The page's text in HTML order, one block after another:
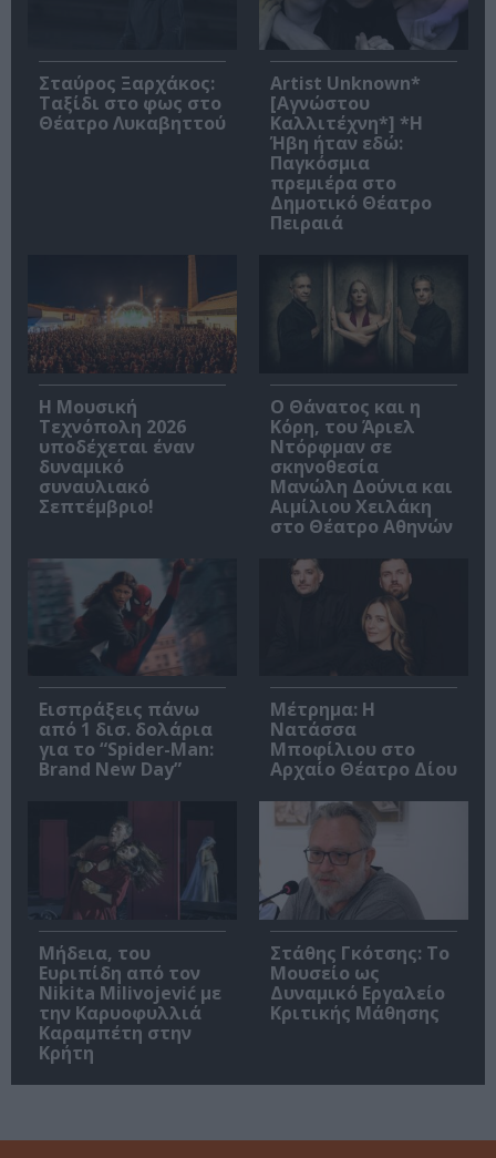
Σταύρος Ξαρχάκος:
Ταξίδι στο φως στο
Θέατρο Λυκαβηττού
Artist Unknown*
[Αγνώστου
Καλλιτέχνη*] *Η
Ήβη ήταν εδώ:
Παγκόσμια
πρεμιέρα στο
Δημοτικό Θέατρο
Πειραιά
Η Μουσική
Τεχνόπολη 2026
υποδέχεται έναν
δυναμικό
συναυλιακό
Σεπτέμβριο!
Ο Θάνατος και η
Κόρη, του Άριελ
Ντόρφμαν σε
σκηνοθεσία
Μανώλη Δούνια και
Αιμίλιου Χειλάκη
στο Θέατρο Αθηνών
Εισπράξεις πάνω
από 1 δισ. δολάρια
για το “Spider-Man:
Brand New Day”
Μέτρημα: Η
Νατάσσα
Μποφίλιου στο
Αρχαίο Θέατρο Δίου
Μήδεια, του
Ευριπίδη από τον
Nikita Milivojević με
την Καρυοφυλλιά
Καραμπέτη στην
Κρήτη
Στάθης Γκότσης: Το
Μουσείο ως
Δυναμικό Εργαλείο
Κριτικής Μάθησης